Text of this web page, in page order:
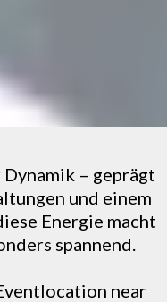
– geprägt
und einem
Energie macht
spannend.
near